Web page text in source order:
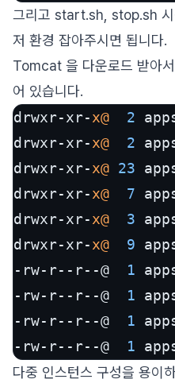
그리고 start.sh, stop.sh
저 환경 잡아주시면 됩니다.
Tomcat 을 다운로드 받아
어 있습니다.
drwxr-xr-x@ 2
drwxr-xr-x@ 2
drwxr-xr-x@ 23
drwxr-xr-x@ 7
drwxr-xr-x@ 3
drwxr-xr-x@ 9
-rw-r--r--@ 1
-rw-r--r--@ 1
-rw-r--r--@ 1
-rw-r--r--@ 1
다중 인스턴스 구성을 용이